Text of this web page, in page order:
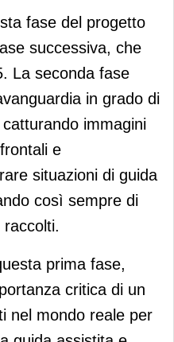
fase del progetto
successiva, che
La seconda fase
in grado di
immagini
e
situazioni di guida
così sempre di
prima fase,
critica di un
nel mondo reale per